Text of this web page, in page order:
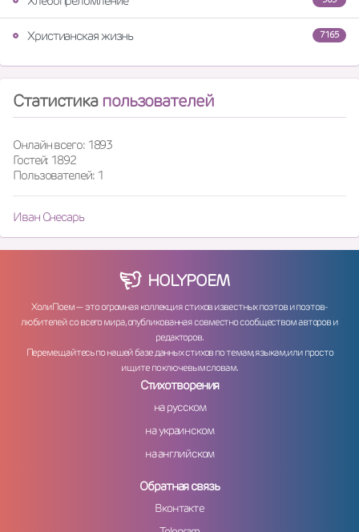
7165
Христианская жизнь
Статистика пользователей
Онлайн всего: 1893
Гостей: 1892
Пользователей: 1
Иван Снесарь
HOLYPOEM
ХолиПоем — это огромная коллекция стихов известных поэтов и поэтов-
любителей со всего мира, опубликованная совместно сообществом авторов и
редакторов.
Перемещайтесь по нашей базе данных стихов по темам, языкам, или просто
ищите по ключевым словам.
Стихотворения
на русском
на украинском
на английском
Обратная связь
Вконтакте